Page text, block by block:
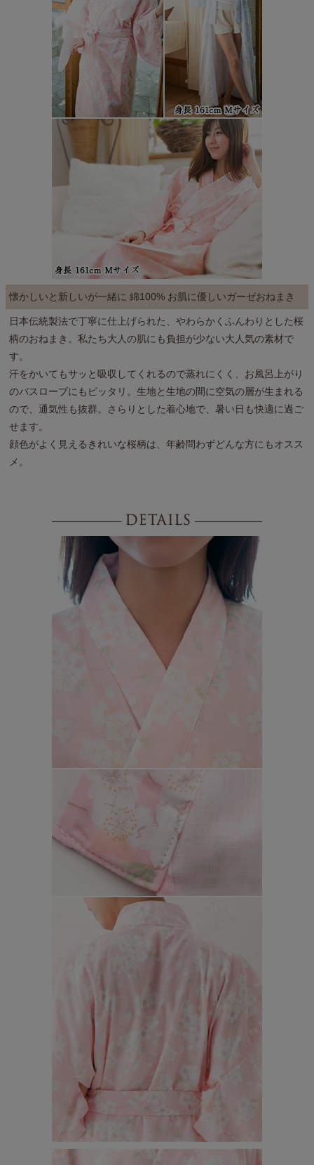
懐かしいと新しいが一緒に 綿100% お肌に優しいガーゼおねまき
日本伝統製法で丁寧に仕上げられた、やわらかくふんわりとした桜
柄のおねまき。私たち大人の肌にも負担が少ない大人気の素材で
す。
汗をかいてもサッと吸収してくれるので蒸れにくく、お風呂上がり
のバスローブにもピッタリ。生地と生地の間に空気の層が生まれる
ので、通気性も抜群。さらりとした着心地で、暑い日も快適に過ご
せます。
顔色がよく見えるきれいな桜柄は、年齢問わずどんな方にもオスス
メ。